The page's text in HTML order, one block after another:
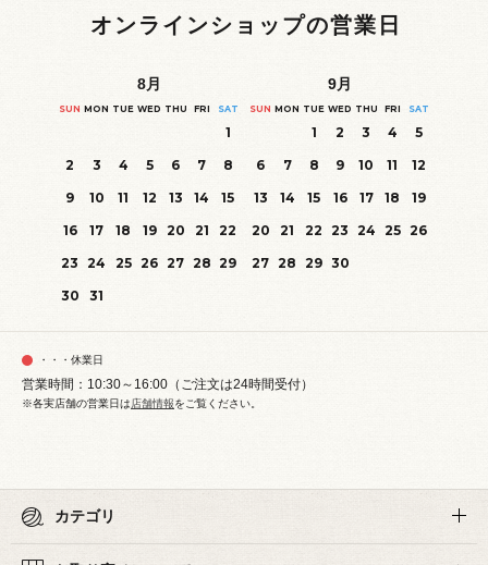
オンラインショップの営業日
8月
SUN MON TUE WED THU FRI SAT
1
2
3 4 5 6 7
8
9
10 11 12 13 14
15
16
17 18 19 20 21
22
23 24 25 26 27 28 29
30
31
9月
SUN MON TUE WED THU FRI SAT
1 2 3 4
5
6
7 8 9 10 11
12
13
14 15 16 17 18
19
20
21 22 23 24 25 26
27 28 29 30
・・・休業日
営業時間：10:30～16:00（ご注文は24時間受付）
※各実店舗の営業日は店舗情報をご覧ください。
カテゴリ